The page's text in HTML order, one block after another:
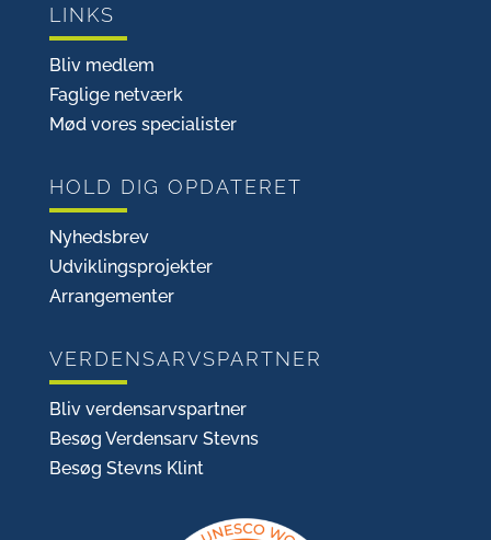
LINKS
Bliv medlem
Faglige netværk
Mød vores specialister
HOLD DIG OPDATERET
Nyhedsbrev
Udviklingsprojekter
Arrangementer
VERDENSARVSPARTNER
Bliv verdensarvspartner
Besøg Verdensarv Stevns
Besøg Stevns Klint